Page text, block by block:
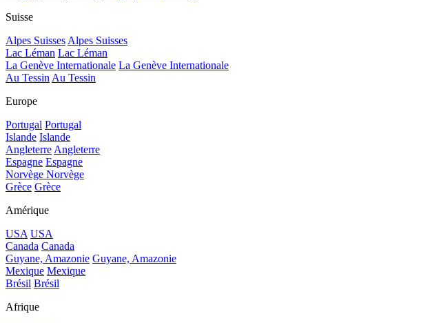
Suisse
Alpes Suisses Alpes Suisses
Lac Léman Lac Léman
La Genève Internationale La Genève Internationale
Au Tessin Au Tessin
Europe
Portugal Portugal
Islande Islande
Angleterre Angleterre
Espagne Espagne
Norvège Norvège
Grèce Grèce
Amérique
USA USA
Canada Canada
Guyane, Amazonie Guyane, Amazonie
Mexique Mexique
Brésil Brésil
Afrique